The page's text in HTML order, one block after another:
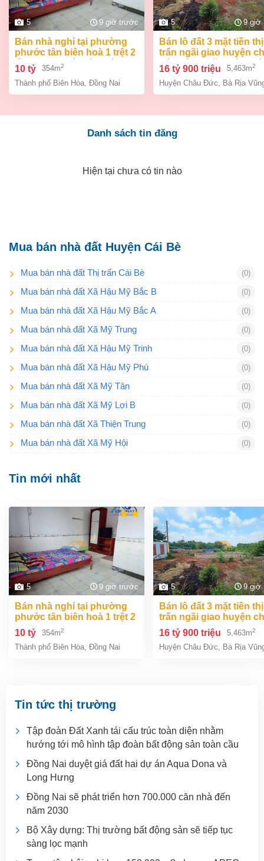
5 9 giờ trước
bán nhà nghỉ tại phường
phước tân biên hoà 1 trệt 2
lầu 354m2 giá chỉ 10 tỷ
10 tỷ 354m2
Thành phố Biên Hòa Đồng Nai
5 9 giờ
bán lô đất 3 mặt tiền thị
trấn ngãi giao huyện
đức bà rịa vũng tàu giá
tỷ 9
16 tỷ 900 triệu 5,463m2
Huyện Châu Đức Bà Rịa
Danh sách tin đăng
Hiện tại chưa có tin nào
Mua bán nhà đất Huyện Cái Bè
Mua bán nhà đất Thị trấn Cái Bè (0)
Mua bán nhà đất Xã Hậu Mỹ Bắc B (0)
Mua bán nhà đất Xã Hậu Mỹ Bắc A (0)
Mua bán nhà đất Xã Mỹ Trung (0)
Mua bán nhà đất Xã Hậu Mỹ Trinh (0)
Mua bán nhà đất Xã Hậu Mỹ Phú (0)
Mua bán nhà đất Xã Mỹ Tân (0)
Mua bán nhà đất Xã Mỹ Lợi B (0)
Mua bán nhà đất Xã Thiện Trung (0)
Mua bán nhà đất Xã Mỹ Hội (0)
Tin mới nhất
5 9 giờ trước
bán nhà nghỉ tại phường
phước tân biên hoà 1 trệt 2
lầu 354m2 giá chỉ 10 tỷ
10 tỷ 354m2
Thành phố Biên Hòa, Đồng Nai
5 9 giờ
bán lô đất 3 mặt tiền thị
trấn ngãi giao huyện
đức bà rịa vũng tàu giá
tỷ 9
16 tỷ 900 triệu 5,463m2
Huyện Châu Đức, Bà Rịa
Tin tức thị trường
Tập đoàn Đất Xanh tái cấu trúc toàn diện nhằm
hướng tới mô hình tập đoàn bất động sản toàn cầu
Đồng Nai duyệt giá đất hai dự án Aqua Dona và
Long Hưng
Đồng Nai sẽ phát triển hơn 700.000 căn nhà đến
năm 2030
Bộ Xây dựng: Thị trường bất động sản sẽ tiếp tục
sàng lọc mạnh